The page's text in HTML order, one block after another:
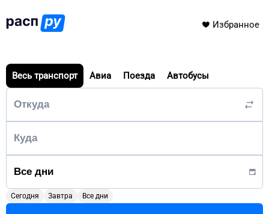
Избранное
Весь транспорт Авиа Поезда Автобусы
Сегодня Завтра Все дни